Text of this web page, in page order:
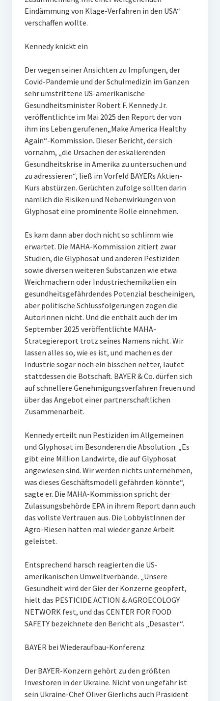
Eindämmung von Klage-Verfahren in den USA“
verschaffen wollte.
Kennedy knickt ein
Der wegen seiner Ansichten zu Impfungen, der
Covid-Pandemie und der Schulmedizin im Ganzen
sehr umstrittene US-amerikanische
Gesundheitsminister Robert F. Kennedy Jr.
veröffentlichte im Mai 2025 den Report der von
ihm ins Leben gerufenen„Make America Healthy
Again“-Kommission. Dieser Bericht, der sich
vornahm, „die Ursachen der eskalierenden
Gesundheitskrise in Amerika zu untersuchen und
zu adressieren“, ließ im Vorfeld BAYERs Aktien-
Kurs abstürzen. Gerüchten zufolge sollten darin
nämlich die Risiken und Nebenwirkungen von
Glyphosat eine prominente Rolle einnehmen.
Es kam dann aber doch nicht so schlimm wie
erwartet. Die MAHA-Kommission zitiert zwar
Studien, die Glyphosat und anderen Pestiziden
sowie diversen weiteren Substanzen wie etwa
Weichmachern oder Industriechemikalien ein
gesundheitsgefährdendes Potenzial bescheinigen,
aber politische Schlussfolgerungen zogen die
AutorInnen nicht. Und die enthält auch der im
September 2025 veröffentlichte MAHA-
Strategiereport trotz seines Namens nicht. Wir
lassen alles so, wie es ist, und machen es der
Industrie sogar noch ein bisschen netter, lautet
stattdessen die Botschaft. BAYER & Co. dürfen sich
auf schnellere Genehmigungsverfahren freuen und
über das Angebot einer partnerschaftlichen
Zusammenarbeit.
Kennedy erteilt nun Pestiziden im Allgemeinen
und Glyphosat im Besonderen die Absolution. „Es
gibt eine Million Landwirte, die auf Glyphosat
angewiesen sind. Wir werden nichts unternehmen,
was dieses Geschäftsmodell gefährden könnte“,
sagte er. Die MAHA-Kommission spricht der
Zulassungsbehörde EPA in ihrem Report dann auch
das vollste Vertrauen aus. Die LobbyistInnen der
Agro-Riesen hatten mal wieder ganze Arbeit
geleistet.
Entsprechend harsch reagierten die US-
amerikanischen Umweltverbände. „Unsere
Gesundheit wird der Gier der Konzerne geopfert,
hielt das PESTICIDE ACTION & AGROECOLOGY
NETWORK fest, und das CENTER FOR FOOD
SAFETY bezeichnete den Bericht als „Desaster“.
BAYER bei Wiederaufbau-Konferenz
Der BAYER-Konzern gehört zu den größten
Investoren in der Ukraine. Nicht von ungefähr ist
sein Ukraine-Chef Oliver Gierlichs auch Präsident